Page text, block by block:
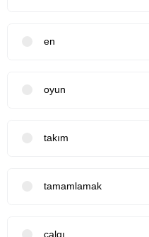
en
oyun
takım
tamamlamak
çalgı